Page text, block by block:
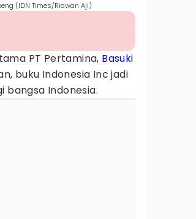
(IDN Times/Ridwan Aji)
PT Pertamina, Basuki
buku Indonesia Inc jadi
bangsa Indonesia.